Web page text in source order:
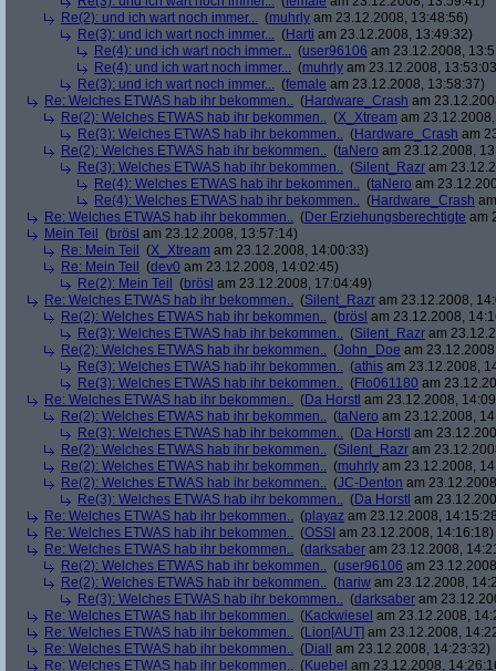
Re(2): und ich wart noch immer... (muhrly am 23.12.2008, 13:48:56)
Re(3): und ich wart noch immer... (Harti am 23.12.2008, 13:49:32)
Re(4): und ich wart noch immer... (user96106 am 23.12.2008,
Re(4): und ich wart noch immer... (muhrly am 23.12.2008,
Re(3): und ich wart noch immer... (female am 23.12.2008, 13:58:37)
Re: Welches ETWAS hab ihr bekommen.. (Hardware_Crash am
Re(2): Welches ETWAS hab ihr bekommen.. (X_Xtream am
Re(3): Welches ETWAS hab ihr bekommen.. (Hardware_Crash am
Re(2): Welches ETWAS hab ihr bekommen.. (taNero am 23.12.2008,
Re(3): Welches ETWAS hab ihr bekommen.. (Silent_Razr am
Re(4): Welches ETWAS hab ihr bekommen.. (taNero am
Re(4): Welches ETWAS hab ihr bekommen.. (Hardware_Crash
Re: Welches ETWAS hab ihr bekommen.. (Der Erziehungsberechtigte am
Mein Teil
(brösl am 23.12.2008, 13:57:14)
Re: Mein Teil
(X_Xtream am 23.12.2008, 14:00:33)
Re: Mein Teil
(dev0 am 23.12.2008, 14:02:45)
Re(2): Mein Teil
(brösl am 23.12.2008, 17:04:49)
Re: Welches ETWAS hab ihr bekommen.. (Silent_Razr am 23.12.2008,
Re(2): Welches ETWAS hab ihr bekommen.. (brösl am 23.12.2008,
Re(3): Welches ETWAS hab ihr bekommen.. (Silent_Razr am
Re(2): Welches ETWAS hab ihr bekommen.. (John_Doe am
Re(3): Welches ETWAS hab ihr bekommen.. (athis am 23.12.2008,
Re(3): Welches ETWAS hab ihr bekommen.. (Flo061180 am
Re: Welches ETWAS hab ihr bekommen.. (Da Horstl am 23.12.2008,
Re(2): Welches ETWAS hab ihr bekommen.. (taNero am 23.12.2008,
Re(3): Welches ETWAS hab ihr bekommen.. (Da Horstl am
Re(2): Welches ETWAS hab ihr bekommen.. (Silent_Razr am
Re(2): Welches ETWAS hab ihr bekommen.. (muhrly am 23.12.2008,
Re(2): Welches ETWAS hab ihr bekommen.. (JC-Denton am
Re(3): Welches ETWAS hab ihr bekommen.. (Da Horstl am
Re: Welches ETWAS hab ihr bekommen.. (playaz am 23.12.2008,
Re: Welches ETWAS hab ihr bekommen.. (OSSI am 23.12.2008, 14:16:18)
Re: Welches ETWAS hab ihr bekommen.. (darksaber am 23.12.2008,
Re(2): Welches ETWAS hab ihr bekommen.. (user96106 am
Re(2): Welches ETWAS hab ihr bekommen.. (hariw am 23.12.2008,
Re(3): Welches ETWAS hab ihr bekommen.. (darksaber am
Re: Welches ETWAS hab ihr bekommen.. (Kackwiesel am 23.12.2008,
Re: Welches ETWAS hab ihr bekommen.. (Lion[AUT] am 23.12.2008,
Re: Welches ETWAS hab ihr bekommen.. (Diall
am 23.12.2008, 14:23:32)
Re: Welches ETWAS hab ihr bekommen.. (Kuebel am 23.12.2008,